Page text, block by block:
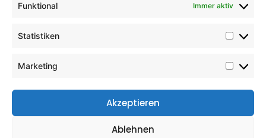
Funktional Immer aktiv
Statistiken
Marketing
Akzeptieren
Ablehnen